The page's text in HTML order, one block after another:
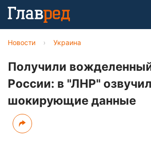
Новости › Украина
Получили
России: в "ЛНР"
шокирующие данные